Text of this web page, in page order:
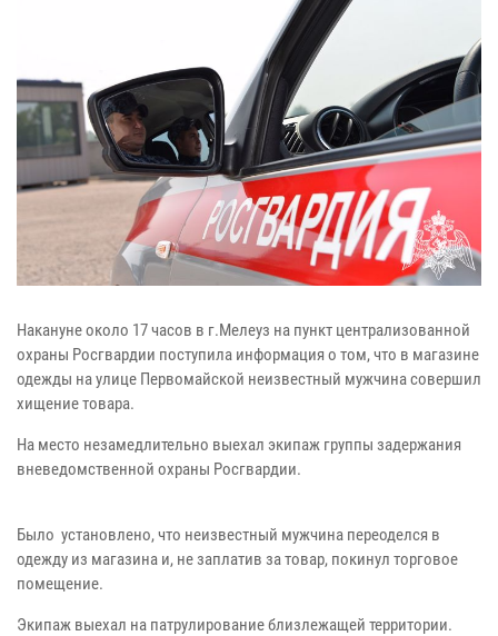
Накануне около 17 часов в г.Мелеуз на пункт централизованной
охраны Росгвардии поступила информация о том, что в магазине
одежды на улице Первомайской неизвестный мужчина совершил
хищение товара.
На место незамедлительно выехал экипаж группы задержания
вневедомственной охраны Росгвардии.
Было установлено, что неизвестный мужчина переоделся в
одежду из магазина и, не заплатив за товар, покинул торговое
помещение.
Экипаж выехал на патрулирование близлежащей территории.